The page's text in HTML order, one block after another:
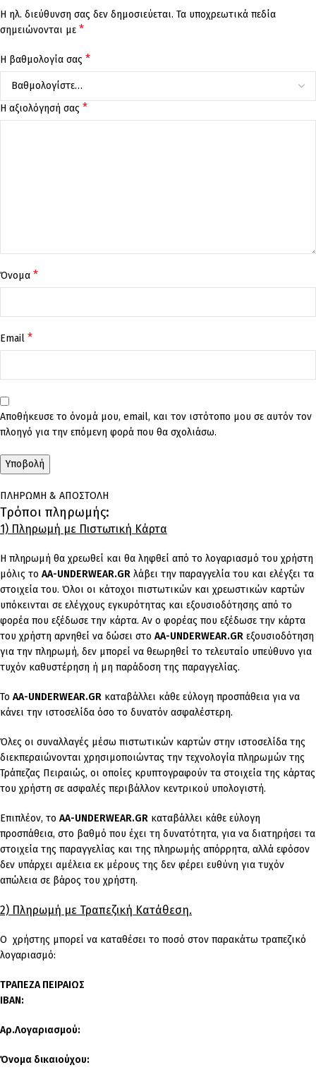
Η ηλ. διεύθυνση σας δεν δημοσιεύεται. Τα υποχρεωτικά πεδία
σημειώνονται με *
Η βαθμολογία σας *
Η αξιολόγησή σας *
Όνομα *
Email *
Αποθήκευσε το όνομά μου, email, και τον ιστότοπο μου σε αυτόν τον
πλοηγό για την επόμενη φορά που θα σχολιάσω.
ΠΛΗΡΩΜΗ & ΑΠΟΣΤΟΛΗ
Τρόποι πληρωμής:
1) Πληρωμή με Πιστωτική Κάρτα
Η πληρωμή θα χρεωθεί και θα ληφθεί από το λογαριασμό του χρήστη
μόλις το AA-UNDERWEAR.GR λάβει την παραγγελία του και ελέγξει τα
στοιχεία του. Όλοι οι κάτοχοι πιστωτικών και χρεωστικών καρτών
υπόκεινται σε ελέγχους εγκυρότητας και εξουσιοδότησης από το
φορέα που εξέδωσε την κάρτα. Αν ο φορέας που εξέδωσε την κάρτα
του χρήστη αρνηθεί να δώσει στο AA-UNDERWEAR.GR εξουσιοδότηση
για την πληρωμή, δεν μπορεί να θεωρηθεί το τελευταίο υπεύθυνο για
τυχόν καθυστέρηση ή μη παράδοση της παραγγελίας.
Το AA-UNDERWEAR.GR καταβάλλει κάθε εύλογη προσπάθεια για να
κάνει την ιστοσελίδα όσο το δυνατόν ασφαλέστερη.
Όλες οι συναλλαγές μέσω πιστωτικών καρτών στην ιστοσελίδα της
διεκπεραιώνονται χρησιμοποιώντας την τεχνολογία πληρωμών της
Τράπεζας Πειραιώς, οι οποίες κρυπτογραφούν τα στοιχεία της κάρτας
του χρήστη σε ασφαλές περιβάλλον κεντρικού υπολογιστή.
Επιπλέον, το AA-UNDERWEAR.GR καταβάλλει κάθε εύλογη
προσπάθεια, στο βαθμό που έχει τη δυνατότητα, για να διατηρήσει τα
στοιχεία της παραγγελίας και της πληρωμής απόρρητα, αλλά εφόσον
δεν υπάρχει αμέλεια εκ μέρους της δεν φέρει ευθύνη για τυχόν
απώλεια σε βάρος του χρήστη.
2) Πληρωμή με Τραπεζική Κατάθεση.
Ο χρήστης μπορεί να καταθέσει το ποσό στον παρακάτω τραπεζικό
λογαριασμό:
ΤΡΑΠΕΖΑ ΠΕΙΡΑΙΩΣ
IBAN:
Αρ.Λογαριασμού:
Όνομα δικαιούχου: